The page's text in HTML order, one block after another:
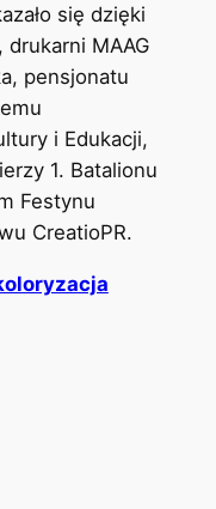
się dzięki
MAAG
pensjonatu
i Edukacji,
1. Batalionu
Festynu
CreatioPR.